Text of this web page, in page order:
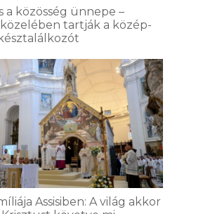
a közösség ünnepe –
tartják a közép-
Assisiben: A világ akkor